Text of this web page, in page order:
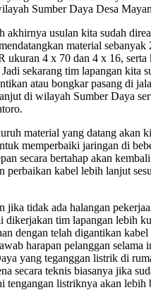
Sumber Daya Desa
akhirnya usulan kita sudah
material
ukuran 4 x 70 dan 4 x 16, serta
sekarang tim lapangan kita
atau bongkar pasang di
di wilayah Sumber Daya
material yang datang akan
memperbaiki jaringan di
secara bertahap akan
perbaikan kabel lebih lanjut
jika tidak ada halangan
dikerjakan tim lapangan lebih
dengan telah digantikan kabel
harapan pelanggan selama
yang teganggan listrik di
secara teknis biasanya jika
tengangan listriknya akan lebih